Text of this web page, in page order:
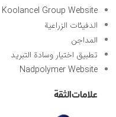
Koolancel Group Website
الدفيئات الزراعية
المداجن
تطبيق اختيار وسادة التبريد
Nadpolymer Website
علامات الثقة